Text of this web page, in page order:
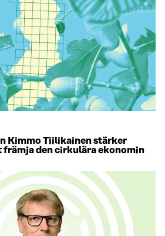
Kimmo Tiilikainen stärker
den cirkulära ekonomin